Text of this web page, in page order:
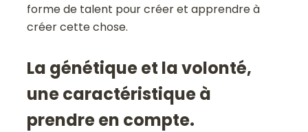
forme de talent pour créer et apprendre à
créer cette chose.
La génétique et la volonté,
une caractéristique à
prendre en compte.